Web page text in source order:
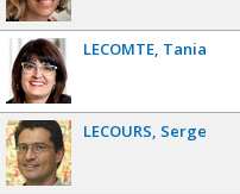
LECOMTE Tania
LECOURS Serge